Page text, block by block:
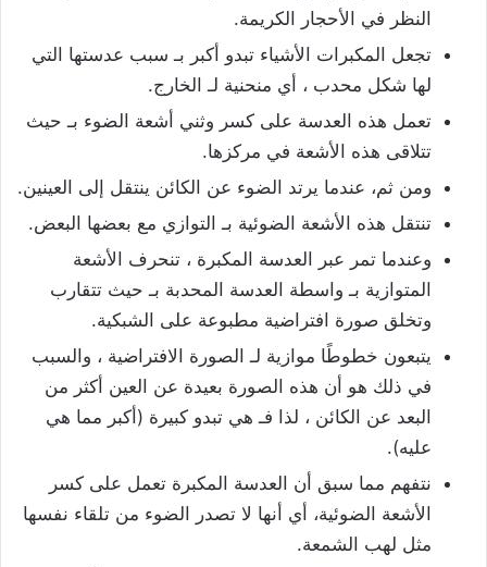
النظر في الأحجار الكريمة.
تجعل المكبرات الأشياء تبدو أكبر بـ سبب عدستها التي
لها شكل محدب ، أي منحنية لـ الخارج.
تعمل هذه العدسة على كسر وثني أشعة الضوء بـ حيث
تتلاقى هذه الأشعة في مركزها.
ومن ثم، عندما يرتد الضوء عن الكائن ينتقل إلى العينين.
تنتقل هذه الأشعة الضوئية بـ التوازي مع بعضها البعض.
وعندما تمر عبر العدسة المكبرة ، تنحرف الأشعة
المتوازية بـ واسطة العدسة المحدبة بـ حيث تتقارب
وتخلق صورة افتراضية مطبوعة على الشبكية.
يتبعون خطوطًا موازية لـ الصورة الافتراضية ، والسبب
في ذلك هو أن هذه الصورة بعيدة عن العين أكثر من
البعد عن الكائن ، لذا فـ هي تبدو كبيرة (أكبر مما هي
عليه).
نتفهم مما سبق أن العدسة المكبرة تعمل على كسر
الأشعة الضوئية، أي أنها لا تصدر الضوء من تلقاء نفسها
مثل لهب الشمعة.